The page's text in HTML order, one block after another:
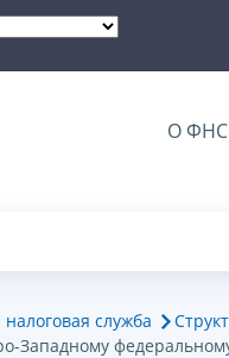
О ФНС
служба
Западному